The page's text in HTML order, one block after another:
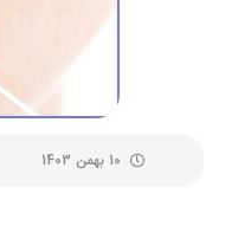
10 بهمن 1403